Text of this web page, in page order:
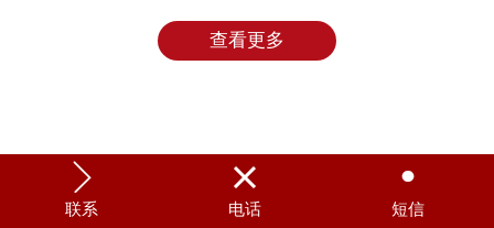
查看更多

联系

电话

短信